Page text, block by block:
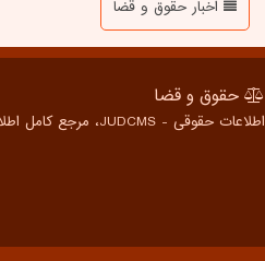
اخبار حقوق و قضا
حقوق و قضا
اطلاعات حقوقی - JUDCMS، مرجع کامل اطلاعات حقوقی و قضایی برای همه، از شهروندان عادی تا متخصصین